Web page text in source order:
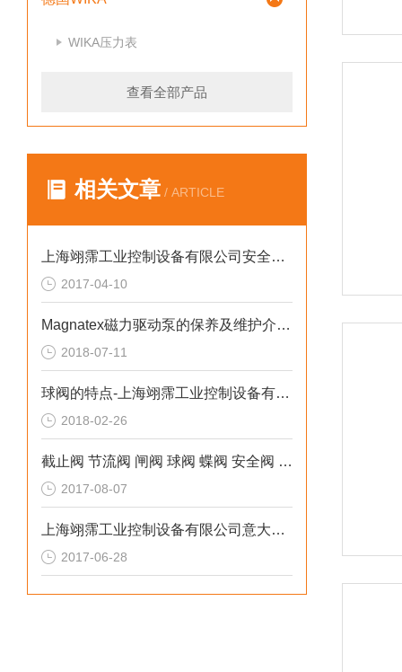
WIKA压力表
查看全部产品
相关文章 / ARTICLE
上海翊霈工业控制设备有限公司安全阀的技术资料（1）
2017-04-10
Magnatex磁力驱动泵的保养及维护介绍说明
2018-07-11
球阀的特点-上海翊霈工业控制设备有限公司
2018-02-26
截止阀 节流阀 闸阀 球阀 蝶阀 安全阀 疏水阀的试压方法
2017-08-07
上海翊霈工业控制设备有限公司意大利ADLER球阀中国总代理
2017-06-28